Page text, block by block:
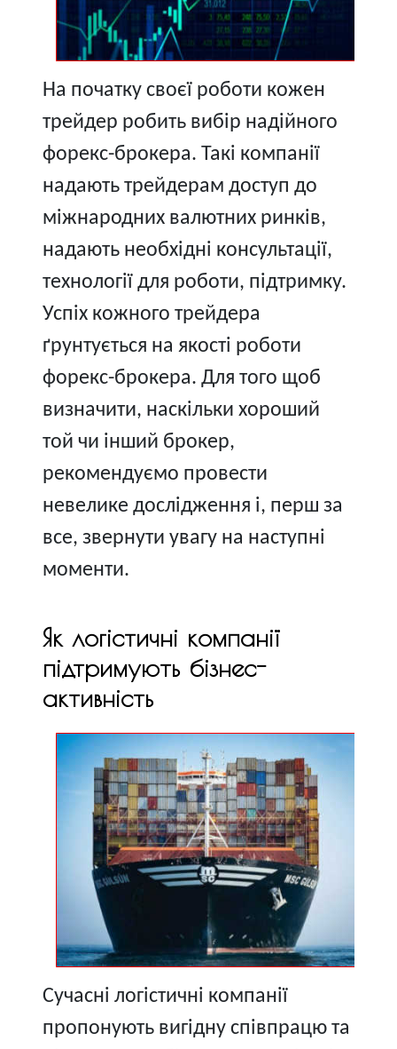
На початку своєї роботи кожен
трейдер робить вибір надійного
форекс-брокера. Такі компанії
надають трейдерам доступ до
міжнародних валютних ринків,
надають необхідні консультації,
технології для роботи, підтримку.
Успіх кожного трейдера
ґрунтується на якості роботи
форекс-брокера. Для того щоб
визначити, наскільки хороший
той чи інший брокер,
рекомендуємо провести
невелике дослідження і, перш за
все, звернути увагу на наступні
моменти.
Як логістичні компанії
підтримують бізнес-
активність
Сучасні логістичні компанії
пропонують вигідну співпрацю та